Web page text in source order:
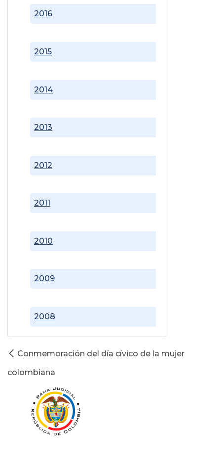
2008
2009
2010
2011
2012
2013
2014
2015
2016
Conmemoración del día cívico de la mujer
colombiana